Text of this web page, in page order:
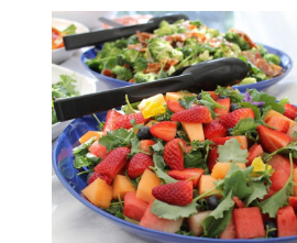
om det drejer sig om små